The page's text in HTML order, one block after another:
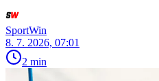
SportWin
8. 7. 2026, 07:01
2 min